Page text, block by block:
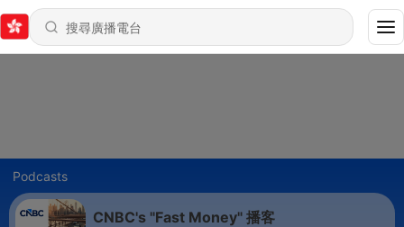
Podcasts
CNBC's "Fast Money" 播客